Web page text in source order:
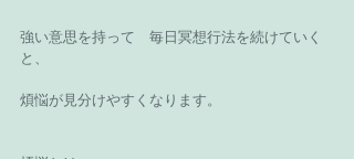
強い意思を持って　毎日冥想行法を続けていく
と、
煩悩が見分けやすくなります。